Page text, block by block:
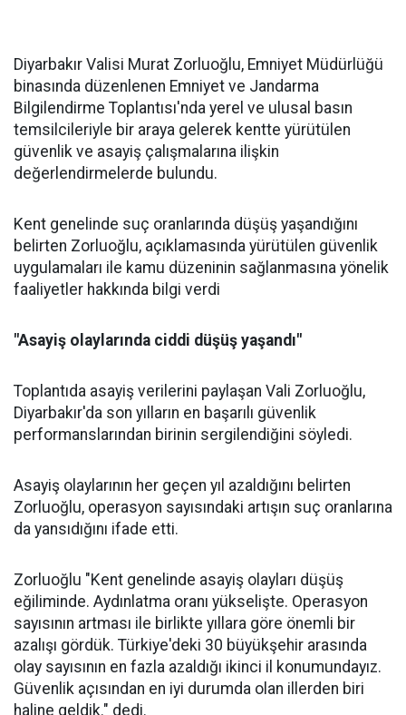
Diyarbakır Valisi Murat Zorluoğlu, Emniyet Müdürlüğü
binasında düzenlenen Emniyet ve Jandarma
Bilgilendirme Toplantısı'nda yerel ve ulusal basın
temsilcileriyle bir araya gelerek kentte yürütülen
güvenlik ve asayiş çalışmalarına ilişkin
değerlendirmelerde bulundu.
Kent genelinde suç oranlarında düşüş yaşandığını
belirten Zorluoğlu, açıklamasında yürütülen güvenlik
uygulamaları ile kamu düzeninin sağlanmasına yönelik
faaliyetler hakkında bilgi verdi
"Asayiş olaylarında ciddi düşüş yaşandı"
Toplantıda asayiş verilerini paylaşan Vali Zorluoğlu,
Diyarbakır'da son yılların en başarılı güvenlik
performanslarından birinin sergilendiğini söyledi.
Asayiş olaylarının her geçen yıl azaldığını belirten
Zorluoğlu, operasyon sayısındaki artışın suç oranlarına
da yansıdığını ifade etti.
Zorluoğlu "Kent genelinde asayiş olayları düşüş
eğiliminde. Aydınlatma oranı yükselişte. Operasyon
sayısının artması ile birlikte yıllara göre önemli bir
azalışı gördük. Türkiye'deki 30 büyükşehir arasında
olay sayısının en fazla azaldığı ikinci il konumundayız.
Güvenlik açısından en iyi durumda olan illerden biri
haline geldik." dedi.